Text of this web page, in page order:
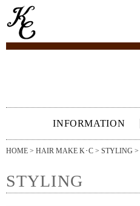
INFORMATION
HOME > HAIR MAKE K･C > STYLING >
STYLING